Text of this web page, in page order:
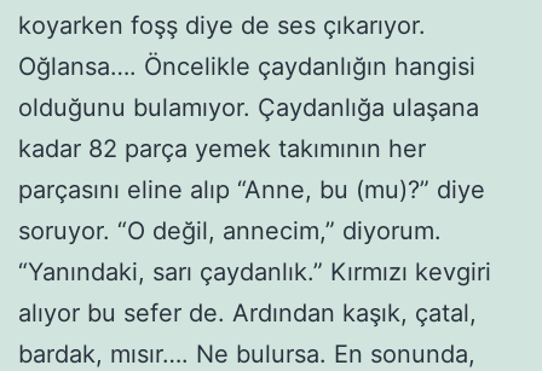
koyarken foşş diye de ses çıkarıyor.
Oğlansa…. Öncelikle çaydanlığın hangisi
olduğunu bulamıyor. Çaydanlığa ulaşana
kadar 82 parça yemek takımının her
parçasını eline alıp “Anne, bu (mu)?” diye
soruyor. “O değil, annecim,” diyorum.
“Yanındaki, sarı çaydanlık.” Kırmızı kevgiri
alıyor bu sefer de. Ardından kaşık, çatal,
bardak, mısır…. Ne bulursa. En sonunda,